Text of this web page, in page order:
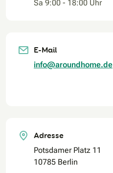
Sa 9:00 - 18:00 Uhr
E-Mail
info@aroundhome.de
Adresse
Potsdamer Platz 11
10785 Berlin